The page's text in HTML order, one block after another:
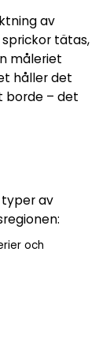
av
tätas,
måleriet
håller det
borde – det
av
och